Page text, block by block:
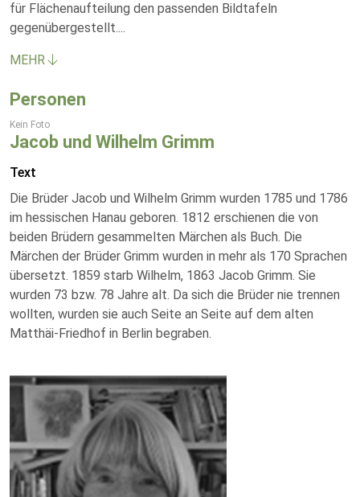
für Flächenaufteilung den passenden Bildtafeln
gegenübergestellt....
MEHR
Personen
Kein Foto
Jacob und Wilhelm Grimm
Text
Die Brüder Jacob und Wilhelm Grimm wurden 1785 und 1786
im hessischen Hanau geboren. 1812 erschienen die von
beiden Brüdern gesammelten Märchen als Buch. Die
Märchen der Brüder Grimm wurden in mehr als 170 Sprachen
übersetzt. 1859 starb Wilhelm, 1863 Jacob Grimm. Sie
wurden 73 bzw. 78 Jahre alt. Da sich die Brüder nie trennen
wollten, wurden sie auch Seite an Seite auf dem alten
Matthäi-Friedhof in Berlin begraben.